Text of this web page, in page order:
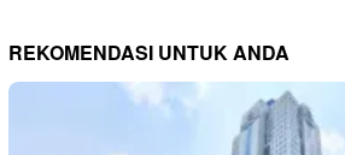
REKOMENDASI UNTUK ANDA